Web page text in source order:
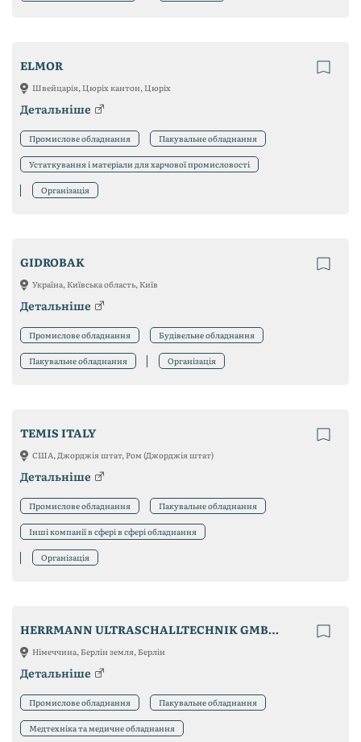
ELMOR
Швейцарія, Цюріх кантон, Цюріх
Детальніше
Промислове обладнання Пакувальне обладнання
Устаткування і матеріали для харчової промисловості
Організація
GIDROBAK
Україна, Київська область, Київ
Детальніше
Промислове обладнання Будівельне обладнання
Пакувальне обладнання Організація
TEMIS ITALY
США, Джорджія штат, Ром (Джорджія штат)
Детальніше
Промислове обладнання Пакувальне обладнання
Інші компанії в сфері в сфері обладнання
Організація
HERRMANN ULTRASCHALLTECHNIK GMBH & CO. KG
Німеччина, Берлін земля, Берлін
Детальніше
Промислове обладнання Пакувальне обладнання
Медтехніка та медичне обладнання